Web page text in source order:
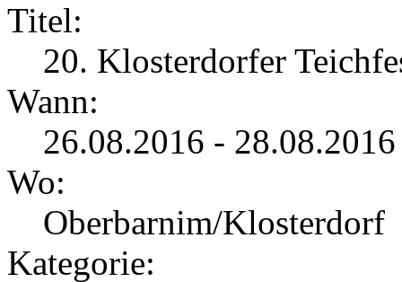
Titel:
20. Klosterdorfer
Wann:
26.08.2016 -
Wo:
Oberbarnim/Klosterdorf
Kategorie: